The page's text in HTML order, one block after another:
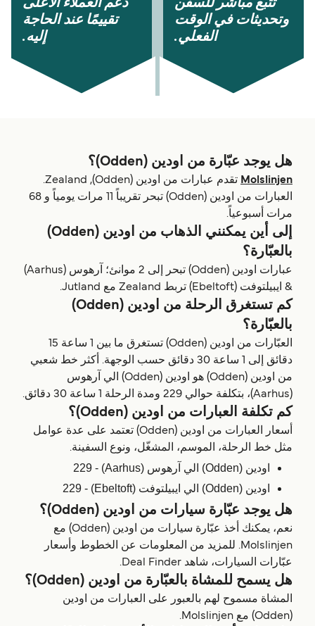
وتحديثات في الوقت
الفعلي.
تقييمًا عند الحاجة
إليه.
هل يوجد عبّارة من اودين (Odden)؟
Molslinjen
تقدم عبارات من اودين (Odden), Zealand.
العبارات من اودين (Odden) تبحر تقريباً 11 مرات يومياً و 68
مرات أسبوعياً.
إلى أين يمكنني الذهاب من اودين (Odden)
بالعبّارة؟
عبارات اودين (Odden) تبحر إلى 2 موانئ؛ آرهوس (Aarhus)
& ايبيلتوفت (Ebeltoft) تربط Zealand مع Jutland.
كم تستغرق الرحلة من اودين (Odden)
بالعبّارة؟
العبّارات من اودين (Odden) تستغرق ما بين 1 ساعة 15
دقائق إلى 1 ساعة 30 دقائق حسب الوجهة. أكثر خط شعبي
من اودين (Odden) هو اودين (Odden) الي آرهوس
كم تكلفة العبارات من اودين (Odden)؟
أسعار العبارات من اودين (Odden) تعتمد على عدة عوامل
مثل خط الرحلة، الموسم، المشغّل، ونوع السفينة.
اودين (Odden) الي آرهوس (Aarhus) - 229
اودين (Odden) الي ايبيلتوفت (Ebeltoft) - 229
هل يوجد عبّارة سيارات من اودين (Odden)؟
نعم، يمكنك أخذ عبّارة سيارات من اودين (Odden) مع
Molslinjen. للمزيد من المعلومات عن الخطوط وأسعار
عبّارات السيارات، شاهد Deal Finder.
هل يسمح للمشاة بالعبّارة من اودين (Odden)؟
المشاة مسموح لهم بالعبور على العبارات من اودين